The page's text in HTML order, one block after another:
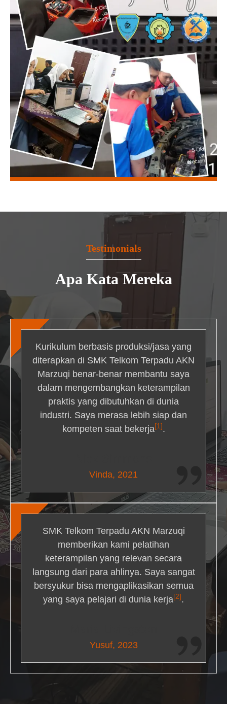
Testimonials
Apa Kata Mereka
Kurikulum berbasis produksi/jasa yang
diterapkan di SMK Telkom Terpadu AKN
Marzuqi benar-benar membantu saya
dalam mengembangkan keterampilan
praktis yang dibutuhkan di dunia
industri. Saya merasa lebih siap dan
kompeten saat bekerja[1] .
Vinda, 2021
SMK Telkom Terpadu AKN Marzuqi
memberikan kami pelatihan
keterampilan yang relevan secara
langsung dari para ahlinya. Saya sangat
bersyukur bisa mengaplikasikan semua
yang saya pelajari di dunia kerja[2] .
Yusuf, 2023